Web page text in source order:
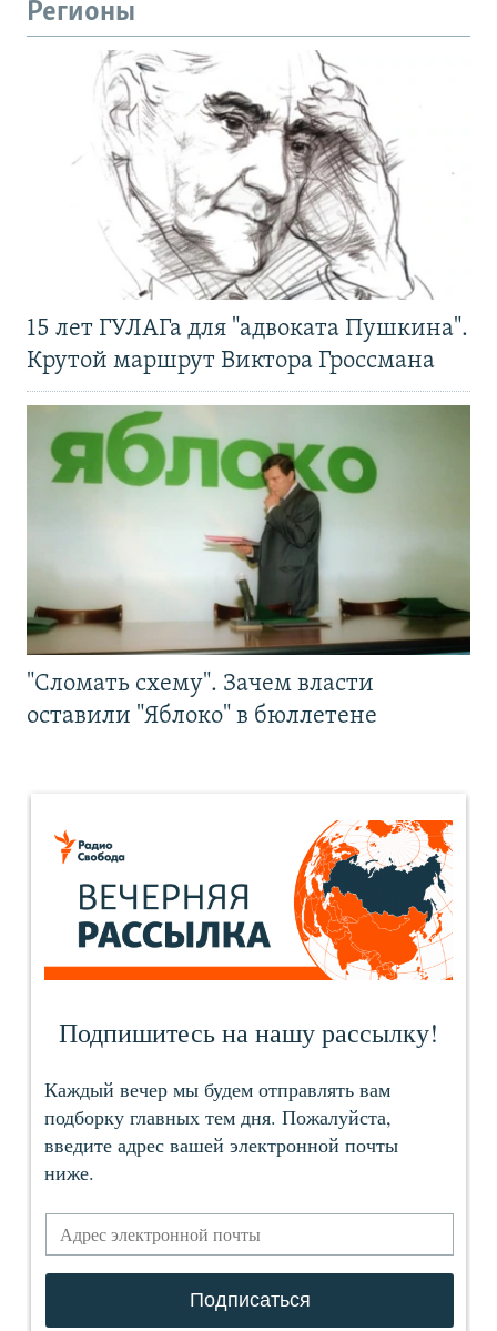
Регионы
15 лет ГУЛАГа для "адвоката Пушкина".
Крутой маршрут Виктора Гроссмана
"Сломать схему". Зачем власти
оставили "Яблоко" в бюллетене